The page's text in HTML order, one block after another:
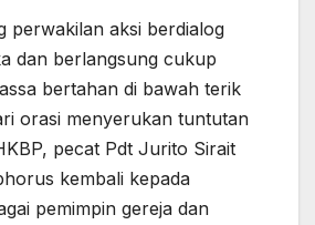
perwakilan aksi berdialog
dan berlangsung cukup
bertahan di bawah terik
orasi menyerukan tuntutan
pecat Pdt Jurito Sirait
kembali kepada
pemimpin gereja dan